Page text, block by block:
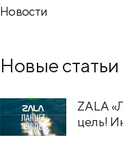
Новости
Новые статьи
ZALA
цель!